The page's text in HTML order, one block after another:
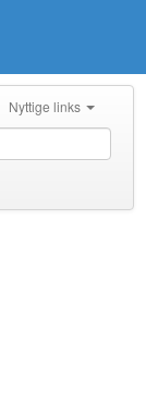
Nyttige links